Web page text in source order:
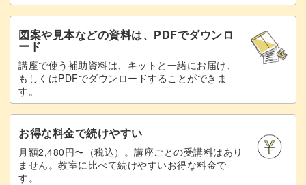
また、ニャンドゥティ作品で揃えてコーディネートする
と、統一感があって素敵な装いに。
まちを歩いているとき、お友達と会うときなど、珍しいモ
チーフにきっと注目されることまちがいなしです♪
図案や見本などの資料は、PDFでダウンロ
ード
講座で使う補助資料は、キットと一緒にお届け、
もしくはPDFでダウンロードすることができま
す。
お得な料金で続けやすい
月額2,480円〜（税込）。講座ごとの受講料はあり
ません。教室に比べて続けやすいお得な料金で
す。